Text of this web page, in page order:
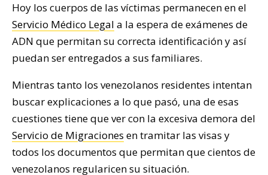
Hoy los cuerpos de las víctimas permanecen en el
Servicio Médico Legal a la espera de exámenes de
ADN que permitan su correcta identificación y así
puedan ser entregados a sus familiares.
Mientras tanto los venezolanos residentes intentan
buscar explicaciones a lo que pasó, una de esas
cuestiones tiene que ver con la excesiva demora del
Servicio de Migraciones en tramitar las visas y
todos los documentos que permitan que cientos de
venezolanos regularicen su situación.